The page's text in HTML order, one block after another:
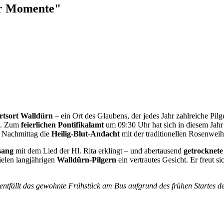
Momente"
Walldürn – ein Ort des Glaubens, der jedes Jahr zahlreiche
Zum feierlichen Pontifikalamt um 09:30 Uhr hat sich in diesem Jahr
die Heilig-Blut-Andacht mit der traditionellen
mit dem Lied der Hl. Rita erklingt – und abertausend
langjährigen Walldürn-Pilgern ein vertrautes Gesicht. Er freut
das gewohnte Frühstück am Bus aufgrund des frühen Startes